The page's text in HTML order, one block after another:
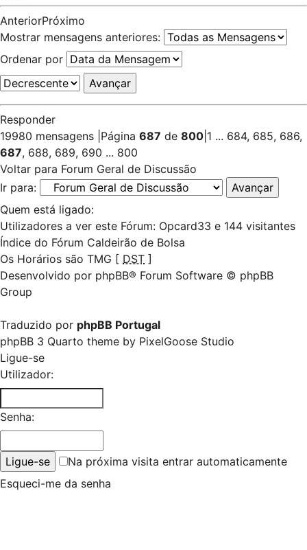
AnteriorPróximo
Mostrar mensagens anteriores:
Ordenar por
Responder
19980 mensagens Página 687 de 800 1 ... 684, 685, 686,
687, 688, 689, 690 ... 800
Voltar para Forum Geral de Discussão
Ir para:
Quem está ligado:
Utilizadores a ver este Fórum: Opcard33 e 144 visitantes
Índice do Fórum Caldeirão de Bolsa
Os Horários são TMG [ DST ]
Desenvolvido por phpBB® Forum Software © phpBB
Group
Traduzido por phpBB Portugal
phpBB 3 Quarto theme by PixelGoose Studio
Ligue-se
Utilizador:
Senha:
Na próxima visita entrar automaticamente
Esqueci-me da senha